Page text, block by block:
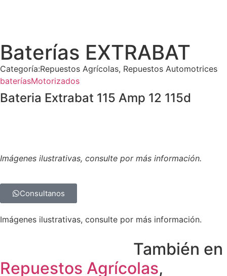
Baterías EXTRABAT
Categoría:Repuestos Agrícolas, Repuestos Automotrices
bateríasMotorizados
Bateria Extrabat 115 Amp 12 115d
Imágenes ilustrativas, consulte por más información.
Consultanos
Imágenes ilustrativas, consulte por más información.
También en
Repuestos Agrícolas,